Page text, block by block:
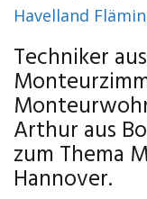
Havelland
Techniker
Arthur aus
zum Thema
Hannover.